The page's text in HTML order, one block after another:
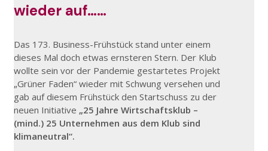
wieder auf……
Das 173. Business-Frühstück stand unter einem
dieses Mal doch etwas ernsteren Stern. Der Klub
wollte sein vor der Pandemie gestartetes Projekt
„Grüner Faden“ wieder mit Schwung versehen und
gab auf diesem Frühstück den Startschuss zu der
neuen Initiative „25 Jahre Wirtschaftsklub –
(mind.) 25 Unternehmen aus dem Klub sind
klimaneutral“.